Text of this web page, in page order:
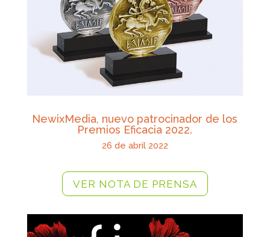
NewixMedia, nuevo patrocinador de los
Premios Eficacia 2022.
26 de abril 2022
VER NOTA DE PRENSA